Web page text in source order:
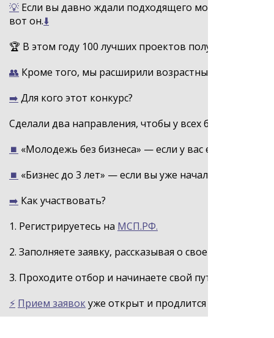
💡 Если вы давно ждали подходящего момента,
вот он.⬇️
🏆 В этом году 100 лучших проектов получат грант в
👥 Кроме того, мы расширили возрастные рамки:
➡️ Для кого этот конкурс?
Сделали два направления, чтобы у всех были равные
⏹️ «Молодежь без бизнеса» — если у вас есть только
⏹️ «Бизнес до 3 лет» — если вы уже начали, но вам
➡️ Как участвовать?
1. Регистрируетесь на МСП.РФ.
2. Заполняете заявку, рассказывая о своей идее или
3. Проходите отбор и начинаете свой путь к победе.
⚡️ Прием заявокуже открыт и продлится до 10 марта